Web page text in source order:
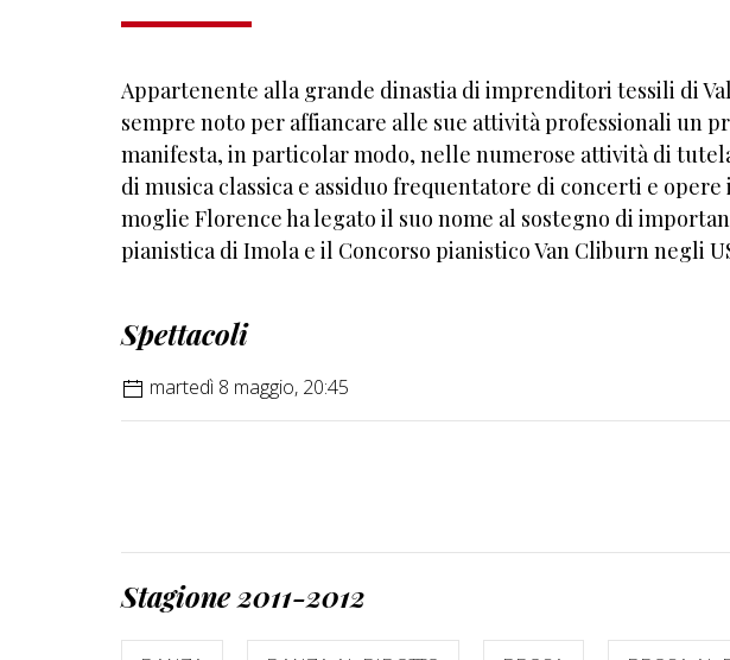
Appartenente alla grande dinastia di imprenditori tessili di
sempre noto per affiancare alle sue attività professionali un
manifesta, in particolar modo, nelle numerose attività di
di musica classica e assiduo frequentatore di concerti e
moglie Florence ha legato il suo nome al sostegno di
pianistica di Imola e il Concorso pianistico Van Cliburn negli
Spettacoli
martedì 8 maggio, 20:45
Stagione 2011-2012